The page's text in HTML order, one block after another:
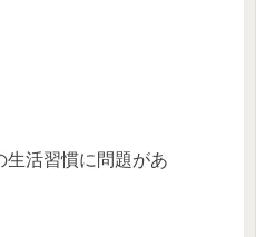
生活習慣に問題があ